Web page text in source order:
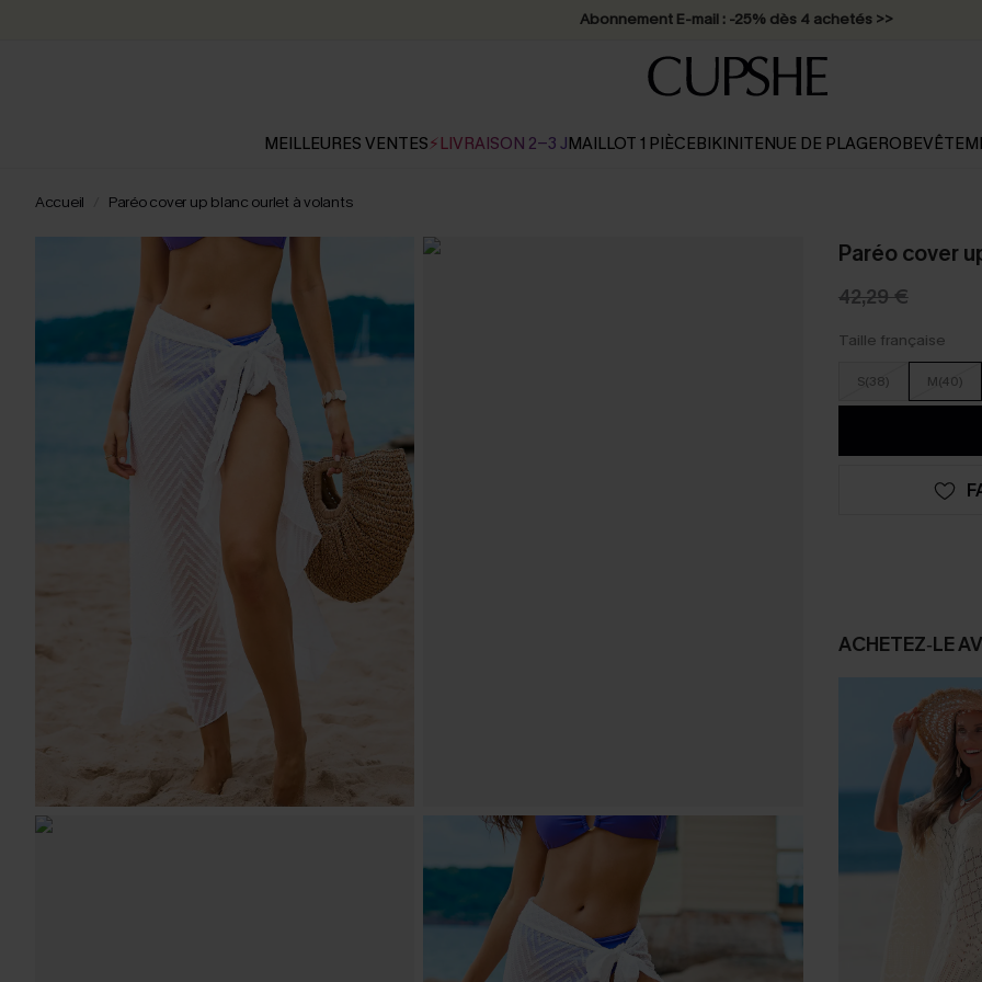
Abonnement E-mail : -25% dès 4 achetés >>
MEILLEURES VENTES⚡LIVRAISON 2-3 JMAILLOT 1 PIÈCEBIKINITENUE DE PLAGEROBE
Accueil Paréo cover up blanc ourlet à volants
Paréo cover
42,29 €
Taille française
S(38) M(40)
ACHETEZ‑LE